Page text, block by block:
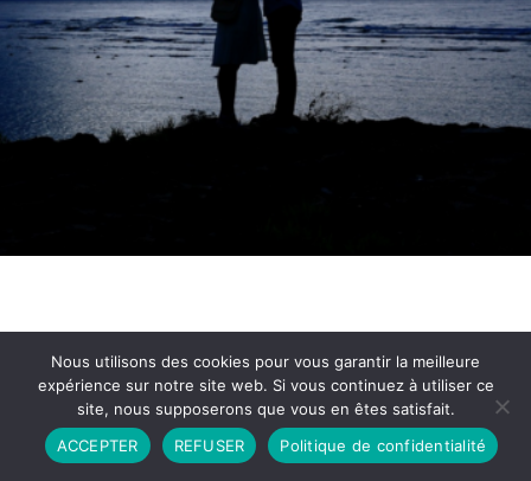
Partenariat Contact
Politique de Confidentialité
CGU
Copyright © 2026 - Propulsé par DIEUDUDIABLE
Nous utilisons des cookies pour vous garantir la meilleure
expérience sur notre site web. Si vous continuez à utiliser ce
site, nous supposerons que vous en êtes satisfait.
ACCEPTER
REFUSER Politique de confidentialité